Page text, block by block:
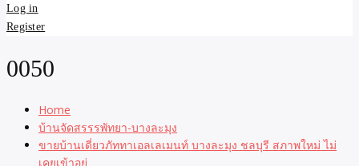
Log in
Register
0050
Home
บ้านจัดสรรรพัทยา-บางละมุง
ขายบ้านเดี่ยวภัททาเอลเลเมนท์ บางละมุง ชลบุรี สภาพใหม่ ไม่
เคยเข้าอยู่